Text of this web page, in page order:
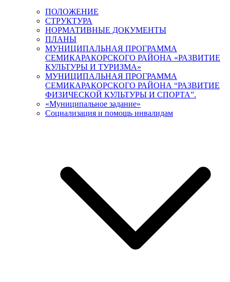
ПОЛОЖЕНИЕ
СТРУКТУРА
НОРМАТИВНЫЕ ДОКУМЕНТЫ
ПЛАНЫ
МУНИЦИПАЛЬНАЯ ПРОГРАММА
СЕМИКАРАКОРСКОГО РАЙОНА «РАЗВИТИЕ
КУЛЬТУРЫ И ТУРИЗМА»
МУНИЦИПАЛЬНАЯ ПРОГРАММА
СЕМИКАРАКОРСКОГО РАЙОНА “РАЗВИТИЕ
ФИЗИЧЕСКОЙ КУЛЬТУРЫ И СПОРТА”.
«Муниципальное задание»
Социализация и помощь инвалидам